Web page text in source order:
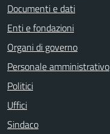
Documenti e dati
Enti e fondazioni
Organi di governo
Personale amministrativo
Politici
Uffici
Sindaco